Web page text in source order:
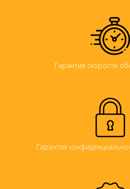
Гарантия скорости
Гарантия